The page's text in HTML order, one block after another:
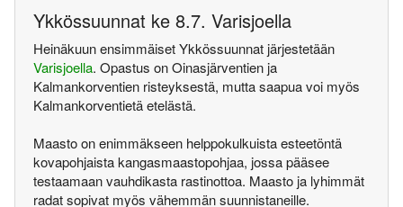
Ykkössuunnat ke 8.7. Varisjoella
Heinäkuun ensimmäiset Ykkössuunnat järjestetään
Varisjoella. Opastus on Oinasjärventien ja
Kalmankorventien risteyksestä, mutta saapua voi myös
Kalmankorventietä etelästä.
Maasto on enimmäkseen helppokulkuista esteetöntä
kovapohjaista kangasmaastopohjaa, jossa pääsee
testaamaan vauhdikasta rastinottoa. Maasto ja lyhimmät
radat sopivat myös vähemmän suunnistaneille.